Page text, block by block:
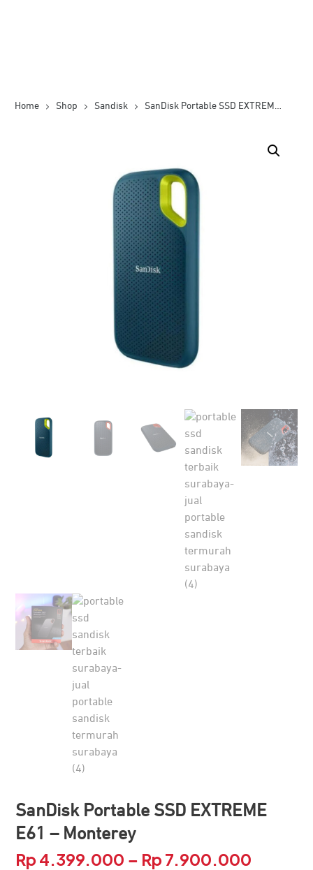
Home Shop Sandisk SanDisk Portable SSD EXTREME E61 – Monterey
SanDisk Portable SSD EXTREME
E61 – Monterey
Rp 4.399.000 – Rp 7.900.000